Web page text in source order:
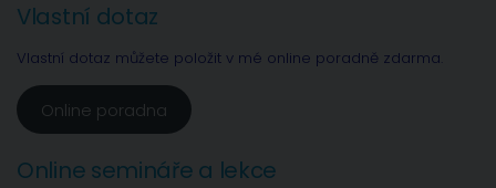
Vlastní dotaz
Vlastní dotaz můžete položit v mé online poradně zdarma.
Online poradna
Online semináře a lekce